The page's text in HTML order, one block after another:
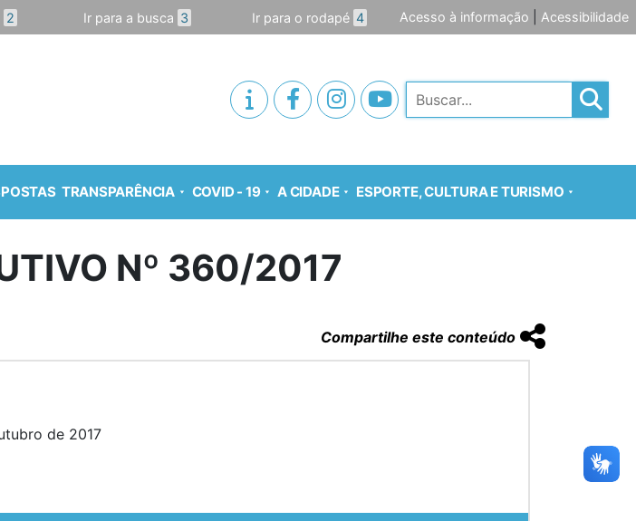
2 Ir para a busca 3 Ir para o rodapé 4 Acesso à informação Acessibilidade
Pesquisar
TRANSPARÊNCIA COVID - 19 A CIDADE ESPORTE, CULTURA E TURISMO
Nº 360/2017
Compartilhe este conteúdo
de 2017